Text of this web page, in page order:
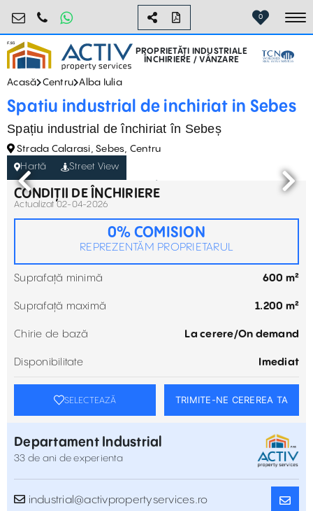
industrial@activpropertyservices.ro
0755.795.795 0
PROPRIETĂȚI INDUSTRIALE
ÎNCHIRIERE / VÂNZARE
Acasă Centru Alba Iulia
Spatiu industrial de inchiriat in Sebes
Spațiu industrial de închiriat în Sebeș
Strada Calarasi, Sebes, Centru
Hartă
Street View
CONDIȚII DE ÎNCHIRIERE
Actualizat 02-04-2026
0% COMISION
REPREZENTĂM PROPRIETARUL
Suprafață minimă 600 m²
Suprafață maximă 1.200 m²
Chirie de bază La cerere/On demand
Disponibilitate Imediat
SELECTEAZĂ TRIMITE-NE CEREREA TA
Departament Industrial
33 de ani de experienta
industrial@activpropertyservices.ro